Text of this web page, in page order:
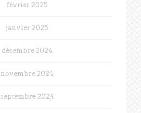
février 2025
janvier 2025
décembre 2024
novembre 2024
septembre 2024